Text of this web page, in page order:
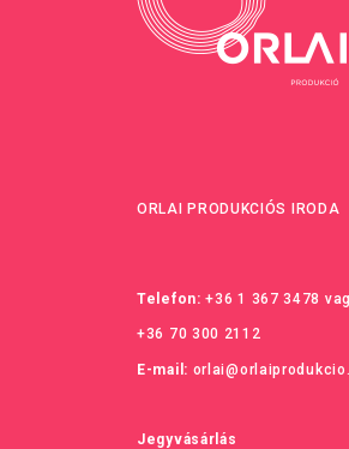
ORLAI PRODUKCIÓS IRODA
Telefon: +36 1 367 3478
+36 70 300 2112
E-mail:
Jegyvásárlás